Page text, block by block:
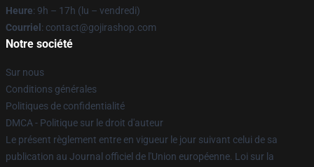
Heure: 9h – 17h (lu – vendredi)
Courriel : contact@gojirashop.com
Notre société
Sur nous
Conditions générales
Politiques de confidentialité
DMCA - Politique sur le droit d'auteur
Le présent règlement entre en vigueur le jour suivant celui de sa
publication au Journal officiel de l'Union européenne. Loi sur la